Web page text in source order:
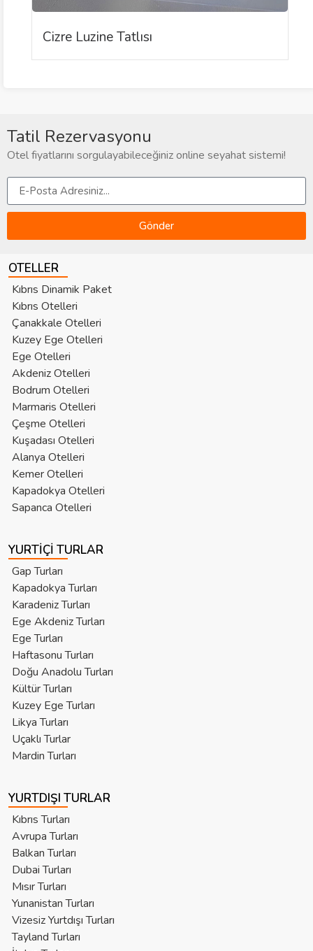
Cizre Luzine Tatlısı
Tatil Rezervasyonu
Otel fiyatlarını sorgulayabileceğiniz online seyahat sistemi!
Gönder
OTELLER
Kıbrıs Dinamik Paket
Kıbrıs Otelleri
Çanakkale Otelleri
Kuzey Ege Otelleri
Ege Otelleri
Akdeniz Otelleri
Bodrum Otelleri
Marmaris Otelleri
Çeşme Otelleri
Kuşadası Otelleri
Alanya Otelleri
Kemer Otelleri
Kapadokya Otelleri
Sapanca Otelleri
YURTIÇI TURLAR
Gap Turları
Kapadokya Turları
Karadeniz Turları
Ege Akdeniz Turları
Ege Turları
Haftasonu Turları
Doğu Anadolu Turları
Kültür Turları
Kuzey Ege Turları
Likya Turları
Uçaklı Turlar
Mardin Turları
YURTDIŞI TURLAR
Kıbrıs Turları
Avrupa Turları
Balkan Turları
Dubai Turları
Mısır Turları
Yunanistan Turları
Vizesiz Yurtdışı Turları
Tayland Turları